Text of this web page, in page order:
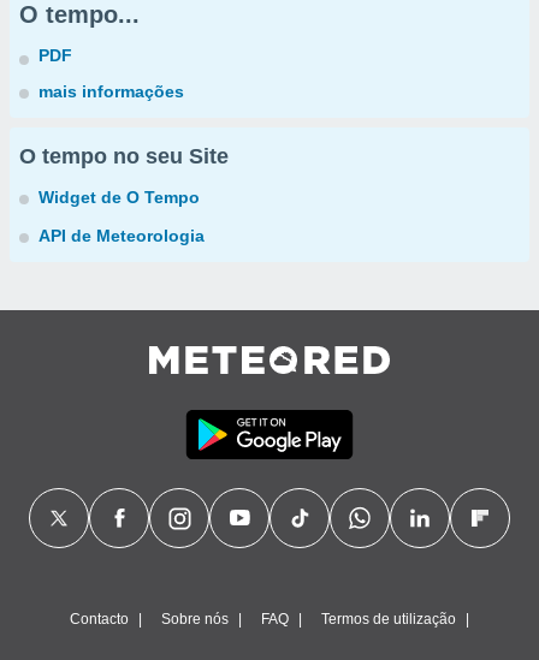
O tempo...
PDF
mais informações
O tempo no seu Site
Widget de O Tempo
API de Meteorologia
Contacto Sobre nós FAQ Termos de utilização